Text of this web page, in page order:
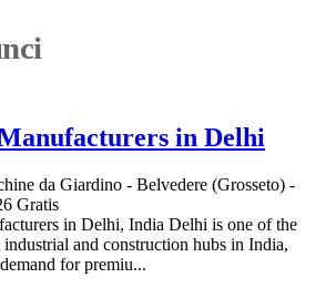
in Delhi
da Giardino - Belvedere (Grosseto) -
Gratis
in Delhi, India Delhi is one of the
and construction hubs in India,
for premiu...